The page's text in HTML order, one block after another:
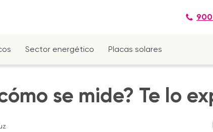
Sector energético Placas solares
se mide? Te lo